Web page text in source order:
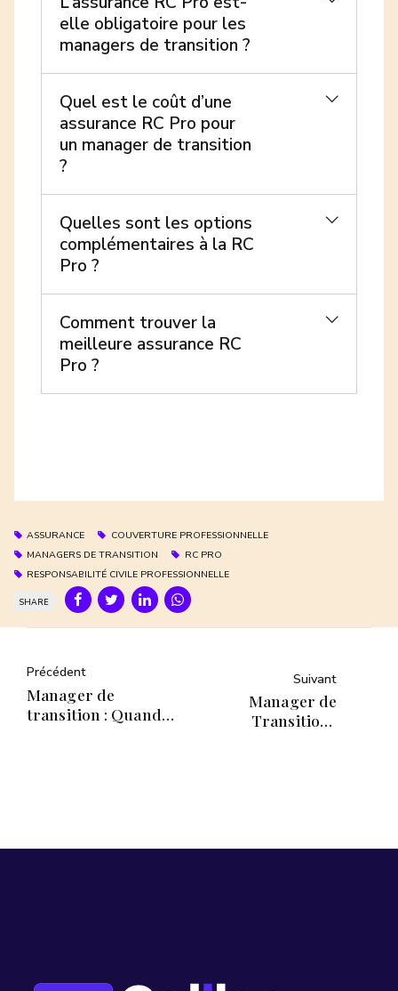
elle obligatoire pour les
managers de transition ?
Quel est le coût d’une
assurance RC Pro pour
un manager de transition
?
Quelles sont les options
complémentaires à la RC
Pro ?
Comment trouver la
meilleure assurance RC
Pro ?
ASSURANCE
COUVERTURE PROFESSIONNELLE
MANAGERS DE TRANSITION
RC PRO
RESPONSABILITÉ CIVILE PROFESSIONNELLE
SHARE
Précédent
Manager de
transition : Quand
Suivant
Manager de
Transition :